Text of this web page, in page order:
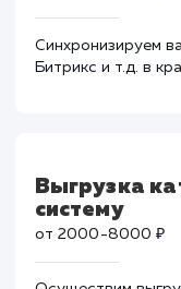
от 3000-9000 ₽
Загрузка
из